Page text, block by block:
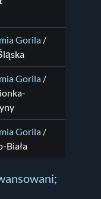
Gorila /
Gorila /
Gorila /
Biała